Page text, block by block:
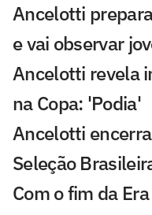
Ancelotti
e vai observar
Ancelotti revela
na Copa: 'Podia'
Ancelotti
Seleção
Com o fim da